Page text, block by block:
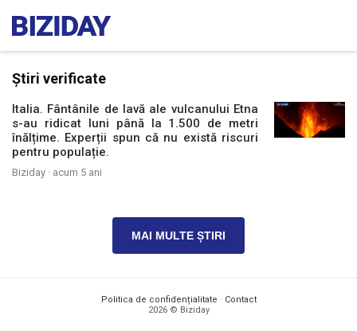
Știri verificate
Italia. Fântânile de lavă ale vulcanului Etna
s-au ridicat luni până la 1.500 de metri
înălțime. Experții spun că nu există riscuri
pentru populație.
Biziday · acum 5 ani
MAI MULTE ȘTIRI
Politica de confidențialitate · Contact
2026 © Biziday